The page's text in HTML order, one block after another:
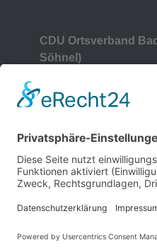
CDU Ortsverband
Söhnel)
49635 Badbergen
05433-913370
CDU in